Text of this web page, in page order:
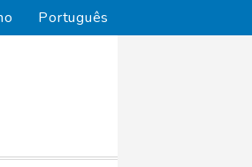
Português